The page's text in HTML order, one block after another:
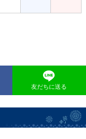
友だちに送る